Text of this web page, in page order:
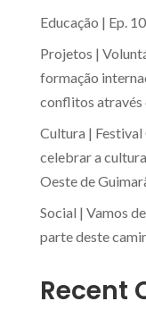
Educação | Ep.
Projetos |
formação
conflitos através
Cultura | Festival
celebrar a
Oeste de
Social | Vamos
parte deste
Recent